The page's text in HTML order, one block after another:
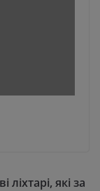
які за